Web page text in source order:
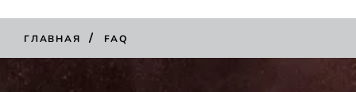
ГЛАВНАЯ / FAQ